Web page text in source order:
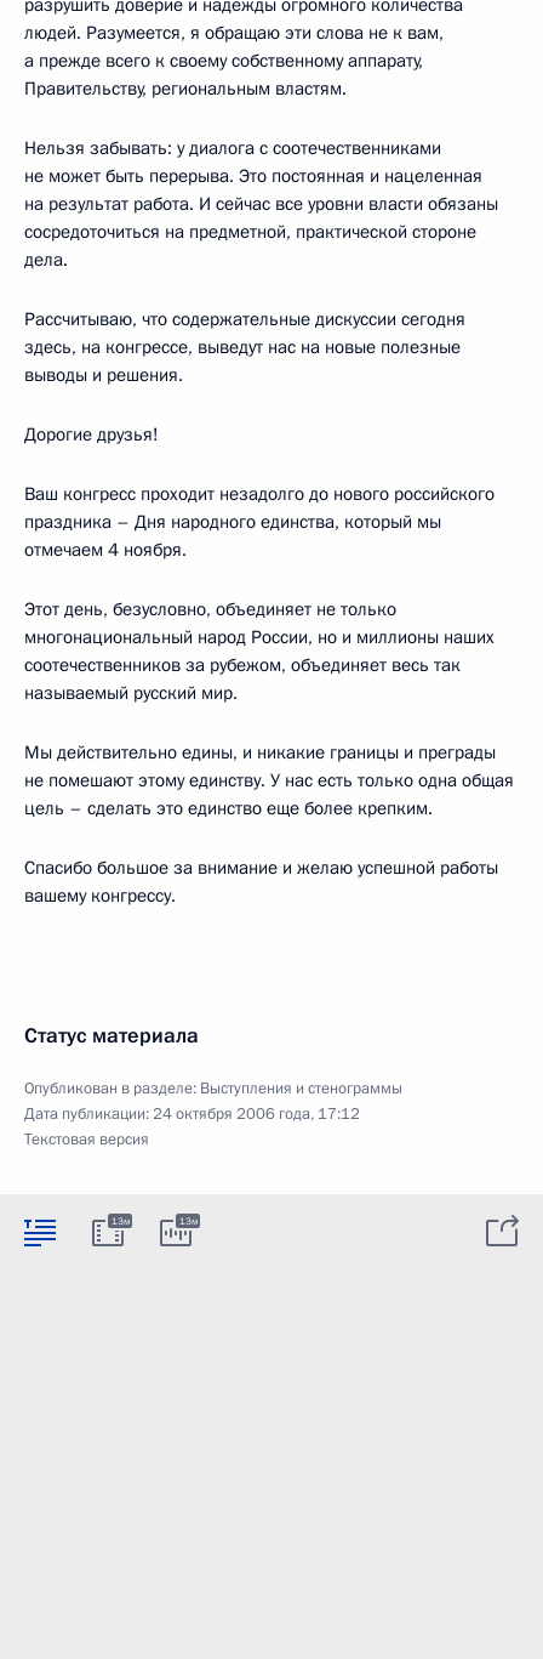
людей. Разумеется, я обращаю эти слова не к вам,
а прежде всего к своему собственному аппарату,
Правительству, региональным властям.
Нельзя забывать: у диалога с соотечественниками
не может быть перерыва. Это постоянная и нацеленная
на результат работа. И сейчас все уровни власти обязаны
сосредоточиться на предметной, практической стороне
дела.
Рассчитываю, что содержательные дискуссии сегодня
здесь, на конгрессе, выведут нас на новые полезные
выводы и решения.
Дорогие друзья!
Ваш конгресс проходит незадолго до нового российского
праздника – Дня народного единства, который мы
отмечаем 4 ноября.
Этот день, безусловно, объединяет не только
многонациональный народ России, но и миллионы наших
соотечественников за рубежом, объединяет весь так
называемый русский мир.
Мы действительно едины, и никакие границы и преграды
не помешают этому единству. У нас есть только одна общая
цель – сделать это единство еще более крепким.
Спасибо большое за внимание и желаю успешной работы
вашему конгрессу.
Статус материала
Опубликован в разделе: Выступления и стенограммы
Дата публикации:24 октября 2006 года, 17:12
Текстовая версия
13м 13м